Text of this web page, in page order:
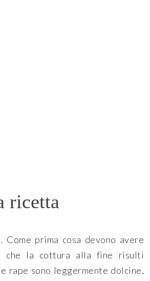
ricetta
prima cosa devono avere
che la cottura alla fine risulti
rape sono leggermente dolcine,